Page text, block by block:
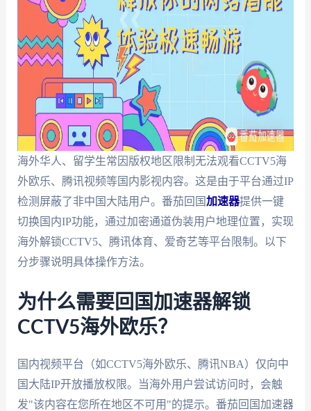
海外华人、留学生常因版权地区限制无法观看CCTV5海
外欧乐、腾讯视频等国内影视内容。这是由于平台通过IP
检测屏蔽了非中国大陆用户。番茄回国加速器提供一键
切换国内IP功能，通过加密通道伪装用户地理位置，实现
海外解锁CCTV5、腾讯体育、爱奇艺等平台限制。以下
分步骤说明具体操作方法。
为什么需要回国加速器解锁
CCTV5海外欧乐？
国内视频平台（如CCTV5海外欧乐、腾讯NBA）仅向中
国大陆IP开放播放权限。当海外用户尝试访问时，会触
发"该内容在您所在地区不可用"的提示。番茄回国加速器